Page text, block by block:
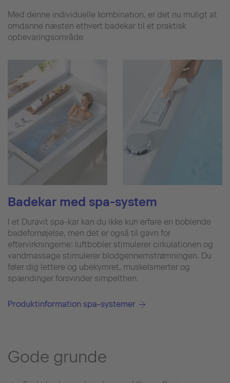
Med denne individuelle kombination, er det nu muligt at
omdanne næsten ethvert badekar til et praktisk
opbevaringsområde
Badekar med spa-system
I et Duravit spa-kar kan du ikke kun erfare en boblende
badefornøjelse, men det er også til gavn for
eftervirkningerne: luftbobler stimulerer cirkulationen og
vandmassage stimulerer blodgennemstrømningen. Du
føler dig lettere og ubekymret, muskelsmerter og
spændinger forsvinder simpelthen.
Produktinformation spa-systemer
Gode grunde